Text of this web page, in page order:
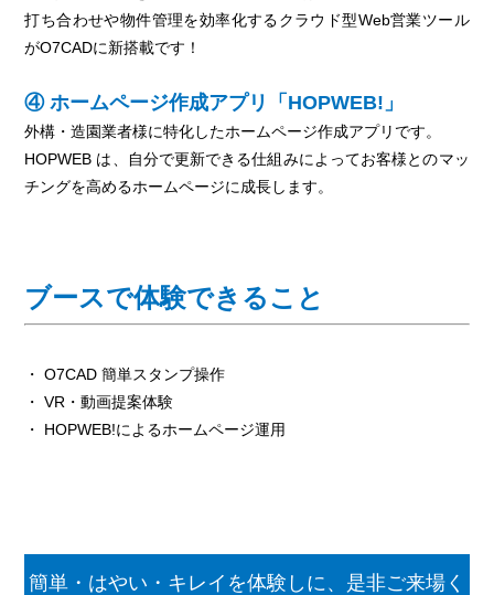
打ち合わせや物件管理を効率化するクラウド型Web営業ツール
がO7CADに新搭載です！
④ ホームページ作成アプリ「HOPWEB!」
外構・造園業者様に特化したホームページ作成アプリです。
HOPWEB は、自分で更新できる仕組みによってお客様とのマッ
チングを高めるホームページに成長します。
ブースで体験できること
・ O7CAD 簡単スタンプ操作
・ VR・動画提案体験
・ HOPWEB!によるホームページ運用
簡単・はやい・キレイを体験しに、是非ご来場く